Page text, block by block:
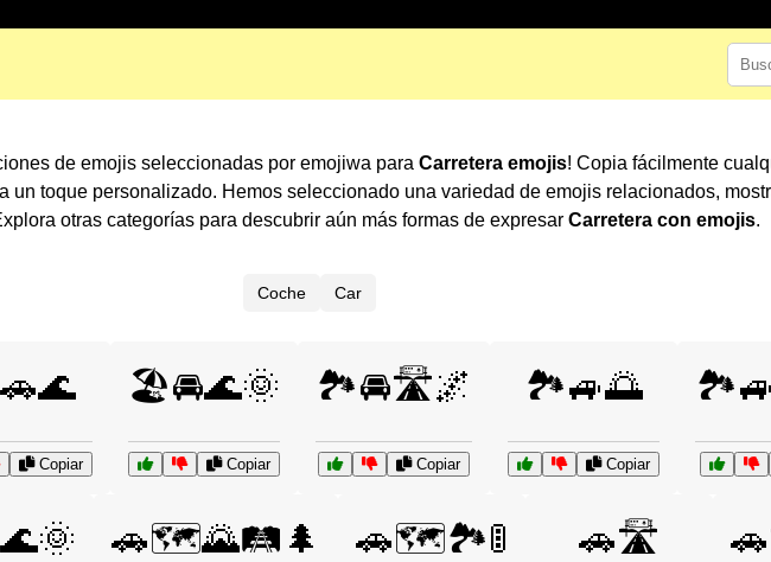
de emojis seleccionadas por emojiwa para Carretera emojis! Copia fácilmente
un toque personalizado. Hemos seleccionado una variedad de emojis relacionados,
otras categorías para descubrir aún más formas de expresar Carretera con emojis.
Coche Car
Copiar
🏖️🚘🌊🌞
Copiar
🏞️🚘🛣️🌌
Copiar
🏞️🚙🌅
Copiar
🚗🗺️🌄🛤️🌲 🚗🗺️🏞️🚦 🚗🛣️